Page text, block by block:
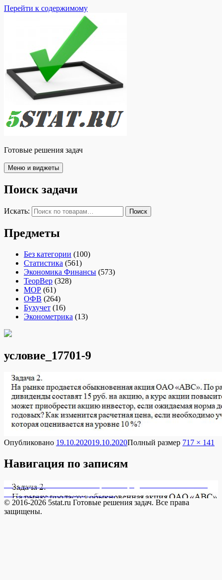
Перейти к содержимому
Готовые решения задач
Меню и виджеты
Поиск задачи
Искать: Поиск
Предметы
Без категории (100)
Статистика (561)
Экономика Финансы (573)
ТеорВер (328)
МОР (61)
ОФВ (264)
Бухучет (16)
Эконометрика (13)
условие_17701-9
Опубликовано 19.10.202019.10.2020Полный размер 717 × 141
Навигация по записям
Опубликовано в
акция ОАО «АВС». По расчетам
© 2016-2026 5stat.ru Готовые решения задач. Все права
защищены.